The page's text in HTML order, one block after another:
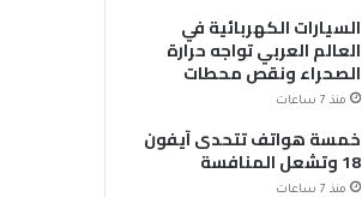
السيارات الكهربائية في
العالم العربي تواجه حرارة
الصحراء ونقص محطات
الشحن
منذ 7 ساعات
خمسة هواتف تتحدى آيفون
18 وتشعل المنافسة
منذ 7 ساعات